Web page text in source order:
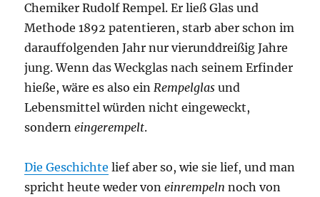
Chemiker Rudolf Rempel. Er ließ Glas und
Methode 1892 patentieren, starb aber schon im
darauffolgenden Jahr nur vierunddreißig Jahre
jung. Wenn das Weckglas nach seinem Erfinder
hieße, wäre es also einRempelglas und
Lebensmittel würden nicht eingeweckt,
sonderneingerempelt.
Die Geschichte lief aber so, wie sie lief, und man
spricht heute weder voneinrempeln noch von